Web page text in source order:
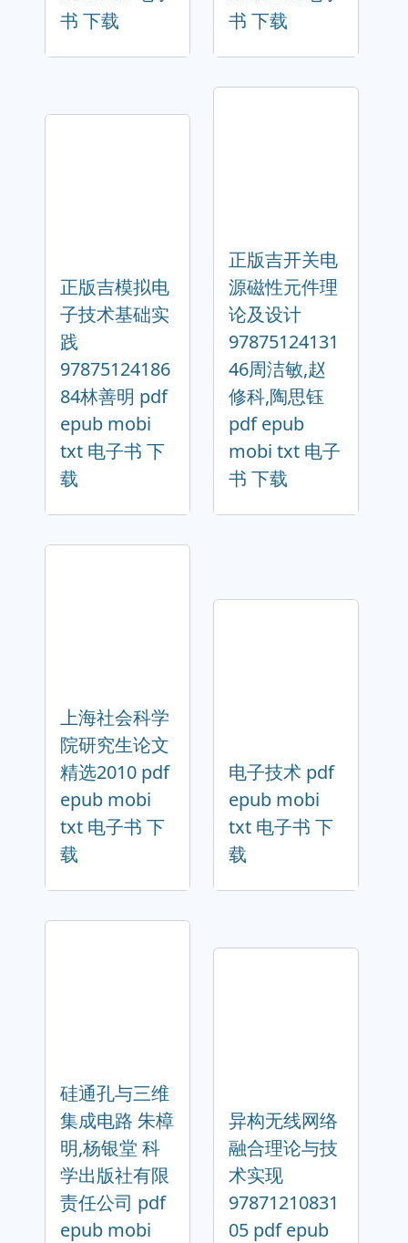
书 下载
书 下载
正版吉模拟电
子技术基础实
践
97875124186
84林善明 pdf
epub mobi
txt 电子书 下
载
正版吉开关电
源磁性元件理
论及设计
97875124131
46周洁敏,赵
修科,陶思钰
pdf epub
mobi txt 电子
书 下载
上海社会科学
院研究生论文
精选2010 pdf
epub mobi
txt 电子书 下
载
电子技术 pdf
epub mobi
txt 电子书 下
载
硅通孔与三维
集成电路 朱樟
明,杨银堂 科
学出版社有限
责任公司 pdf
epub mobi
异构无线网络
融合理论与技
术实现
97871210831
05 pdf epub